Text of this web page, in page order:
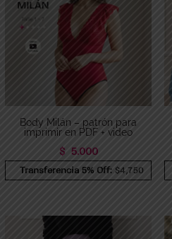
Body Milán – patrón para
imprimir en PDF + video
$ 5.000
Transferencia 5% Off: $4,750